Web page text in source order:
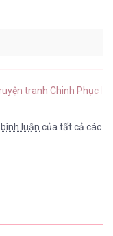
Chap 31
tranh Chinh Phục
bình luận của tất cả các